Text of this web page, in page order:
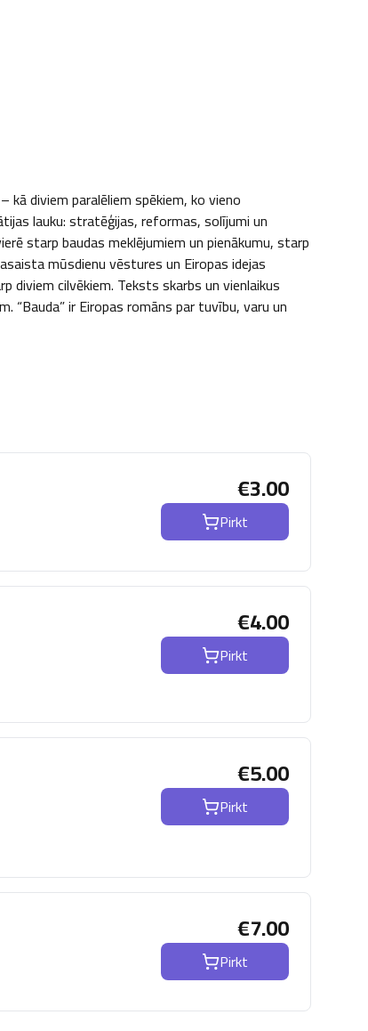
diviem paralēliem spēkiem, ko vieno
lauku: stratēģijas, reformas, solījumi un
starp baudas meklējumiem un pienākumu, starp
mūsdienu vēstures un Eiropas idejas
cilvēkiem. Teksts skarbs un vienlaikus
“Bauda” ir Eiropas romāns par tuvību, varu un
€3.00
Pirkt
€4.00
Pirkt
€5.00
Pirkt
€7.00
Pirkt